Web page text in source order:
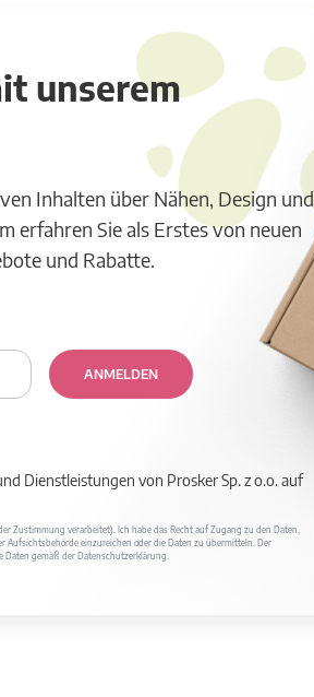
unserem
Inhalten über Nähen, Design und
erfahren Sie als Erstes von neuen
und Rabatte.
ANMELDEN
Dienstleistungen von Prosker Sp. z o.o. auf
Zustimmung verarbeitet). Ich habe das Recht auf Zugang zu den Daten,
Aufsichtsbehörde einzureichen oder die Daten zu übermitteln. Der
Daten gemäß der Datenschutzerklärung.